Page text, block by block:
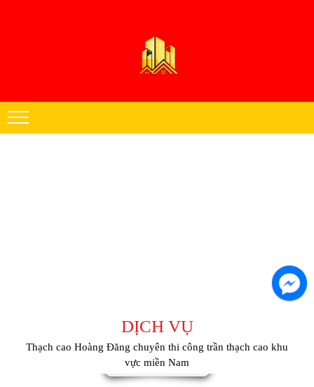
Nam
DỊCH VỤ
Thạch cao Hoàng Đăng chuyên thi công trần thạch cao khu
vực miền Nam